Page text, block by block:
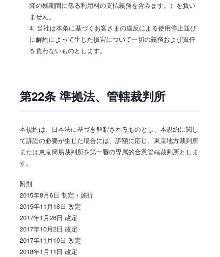
降の残期間に係る利用料の支払義務を含みます。）を負い
ません。
4. 当社は本条に基づくお客さまの違反による使用停止並び
に解約によって生じた損害について一切の義務および責任
を負わないものとします。
第22条 準拠法、管轄裁判所
本規約は、日本法に基づき解釈されるものとし、本規約に関し
て訴訟の必要が生じた場合には、訴額に応じ、東京地方裁判所
または東京簡易裁判所を第一審の専属的合意管轄裁判所としま
す。
附則
2015年8月6日 制定・施行
2015年11月18日 改定
2017年1月26日 改定
2017年10月2日 改定
2017年11月10日 改定
2018年1月11日 改定